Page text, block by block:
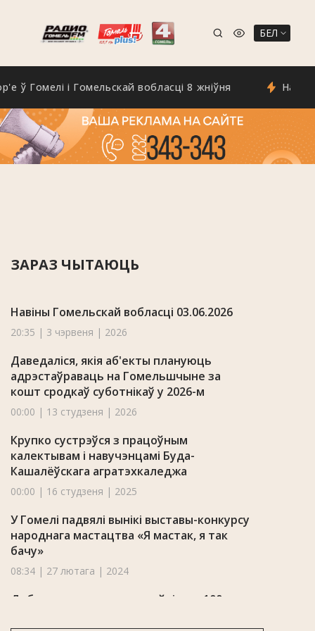
БЕЛ
і Гомельскай вобласці 8 жніўня На
ЗАРАЗ ЧЫТАЮЦЬ
Навіны Гомельскай вобласці 03.06.2026
20:35 | 3 чэрвеня | 2026
Даведаліся, якія аб'екты плануюць
адрэстаўраваць на Гомельшчыне за
кошт сродкаў суботнікаў у 2026-м
00:00 | 13 студзеня | 2026
Крупко сустрэўся з працоўным
калектывам і навучэнцамі Буда-
Кашалёўскага агратэхкаледжа
00:00 | 16 студзеня | 2025
У Гомелі падвялі вынікі выставы-конкурсу
народнага мастацтва «Я мастак, я так
бачу»
08:34 | 27 лютага | 2024
Добрушскаму сшытку споўнілася 100